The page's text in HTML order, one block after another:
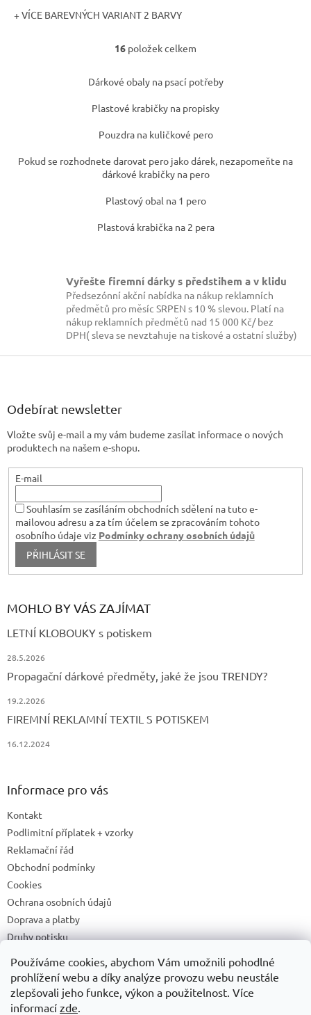
Používáme cookies, abychom Vám umožnili pohodlné
prohlížení webu a díky analýze provozu webu neustále
zlepšovali jeho funkce, výkon a použitelnost. Více
informací zde.
+ VÍCE BAREVNÝCH VARIANT 2 BARVY
O
l
d
c
p
r
k
v
s
u
16 položek celkem
Dárkové obaly na psací potřeby
Plastové krabičky na propisky
Pouzdra na kuličkové pero
Pokud se rozhodnete darovat pero jako dárek, nezapomeňte na
dárkové krabičky na pero
Plastový obal na 1 pero
Plastová krabička na 2 pera
Vyřešte firemní dárky s předstihem a v klidu
Předsezónní akční nabídka na nákup reklamních
předmětů pro měsíc SRPEN s 10 % slevou. Platí na
nákup reklamních předmětů nad 15 000 Kč/ bez
DPH( sleva se nevztahuje na tiskové a ostatní služby)
Z
Odebírat newsletter
Vložte svůj e-mail a my vám budeme zasílat informace o nových
produktech na našem e-shopu.
E-mail
Souhlasím se zasíláním obchodních sdělení na tuto e-
mailovou adresu a za tím účelem se zpracováním tohoto
osobního údaje viz Podmínky ochrany osobních údajů
PŘIHLÁSIT SE
MOHLO BY VÁS ZAJÍMAT
LETNÍ KLOBOUKY s potiskem
28.5.2026
Propagační dárkové předměty, jaké že jsou TRENDY?
19.2.2026
FIREMNÍ REKLAMNÍ TEXTIL S POTISKEM
16.12.2024
Informace pro vás
Kontakt
Podlimitní příplatek + vzorky
Reklamační řád
Obchodní podmínky
Cookies
Ochrana osobních údajů
Doprava a platby
Druhy potisku
Recyklační příspěvky a zpětný odběr elektrozařízení/baterií